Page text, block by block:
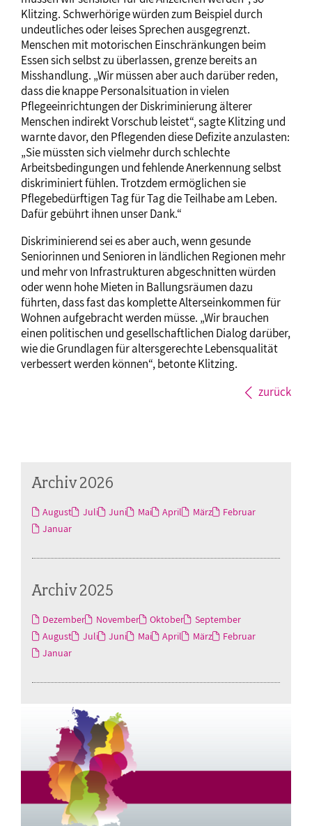
Klitzing. Schwerhörige würden zum Beispiel durch
undeutliches oder leises Sprechen ausgegrenzt.
Menschen mit motorischen Einschränkungen beim
Essen sich selbst zu überlassen, grenze bereits an
Misshandlung. „Wir müssen aber auch darüber reden,
dass die knappe Personalsituation in vielen
Pflegeeinrichtungen der Diskriminierung älterer
Menschen indirekt Vorschub leistet“, sagte Klitzing und
warnte davor, den Pflegenden diese Defizite anzulasten:
„Sie müssten sich vielmehr durch schlechte
Arbeitsbedingungen und fehlende Anerkennung selbst
diskriminiert fühlen. Trotzdem ermöglichen sie
Pflegebedürftigen Tag für Tag die Teilhabe am Leben.
Dafür gebührt ihnen unser Dank.“
Diskriminierend sei es aber auch, wenn gesunde
Seniorinnen und Senioren in ländlichen Regionen mehr
und mehr von Infrastrukturen abgeschnitten würden
oder wenn hohe Mieten in Ballungsräumen dazu
führten, dass fast das komplette Alterseinkommen für
Wohnen aufgebracht werden müsse. „Wir brauchen
einen politischen und gesellschaftlichen Dialog darüber,
wie die Grundlagen für altersgerechte Lebensqualität
verbessert werden können“, betonte Klitzing.
zurück
Archiv 2026
August Juli Juni Mai April März
Februar
Januar
Archiv 2025
Dezember November Oktober
September
August
Juli Juni Mai April März
Februar
Januar